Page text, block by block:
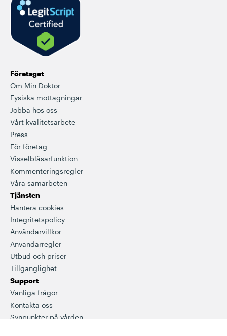
Företaget
Om Min Doktor
Fysiska mottagningar
Jobba hos oss
Vårt kvalitetsarbete
Press
För företag
Visselblåsarfunktion
Kommenteringsregler
Våra samarbeten
Tjänsten
Hantera cookies
Integritetspolicy
Användarvillkor
Användarregler
Utbud och priser
Tillgänglighet
Support
Vanliga frågor
Kontakta oss
Synpunkter på vården